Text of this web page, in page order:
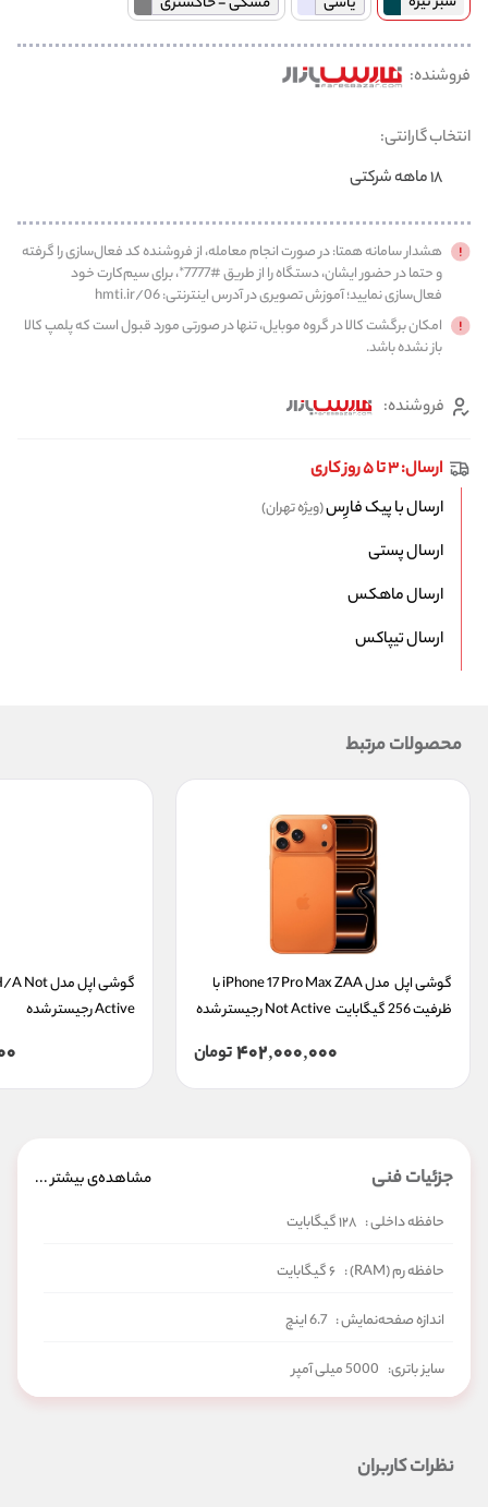
فروشنده:
انتخاب گارانتی:
۱۸ ماهه شرکتی
هشدار سامانه همتا: در صورت انجام معامله، از فروشنده کد فعال‌سازی را گرفته
و حتما در حضور ایشان، دستگاه را از طریق #7777*، برای سیم‌کارت خود
فعال‌سازی نمایید؛ آموزش تصویری در آدرس اینترنتی: hmti.ir/06
امکان برگشت کالا در گروه موبایل، تنها در صورتی مورد قبول است که پلمپ کالا
باز نشده باشد.
فروشنده:
ارسال: ۳ تا ۵ روز کاری
ارسال با پیک فارِس(ویژه تهران)
ارسال پستی
ارسال ماهکس
ارسال تیپاکس
محصولات مرتبط
ظرفیت 256 گیگابایت  Not Active رجیستر شده
402,000,000تومان
Active رجیستر شده
جزئیات فنی مشاهده‌ی بیشتر ...
حافظه داخلی : ۱۲۸ گیگابایت
حافظه رم (RAM) : ۶ گیگابایت
اندازه صفحه‌نمایش : 6.7 اینچ
سایز باتری: 5000 میلی آمپر
نظرات کاربران